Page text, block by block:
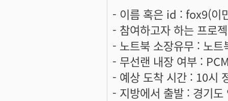
- 이름 혹은 id : fox9(이
- 참여하고자 하는 프
- 노트북 소장유무 : 노트
- 무선랜 내장 여부 :
- 예상 도착 시간 : 10시
- 지방에서 출발 : 경기도